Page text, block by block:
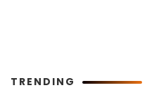
TRENDING